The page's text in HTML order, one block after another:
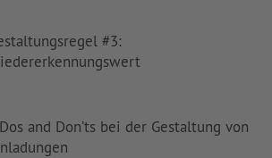
#3:
and Don’ts bei der Gestaltung von